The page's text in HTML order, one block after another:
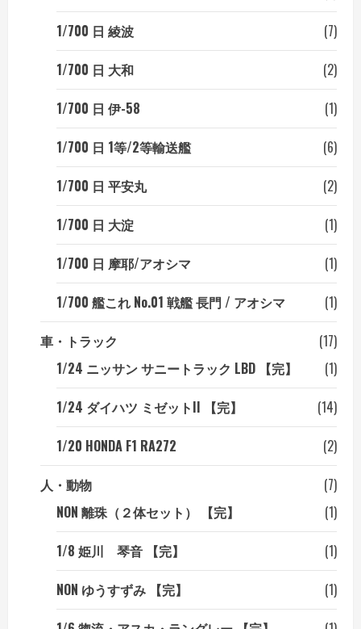
1/700 日 綾波
(7)
1/700 日 大和
(2)
1/700 日 伊-58
(1)
1/700 日 1等/2等輸送艦
(6)
1/700 日 平安丸
(2)
1/700 日 大淀
(1)
1/700 日 摩耶/アオシマ
(1)
1/700 艦これ No.01 戦艦 長門 / アオシマ
(1)
車・トラック
(17)
1/24 ニッサン サニートラック LBD 【完】
(1)
1/24 ダイハツ ミゼットII 【完】
(14)
1/20 HONDA F1 RA272
(2)
人・動物
(7)
NON 離珠（２体セット） 【完】
(1)
1/8 姫川 琴音 【完】
(1)
NON ゆうすずみ 【完】
(1)